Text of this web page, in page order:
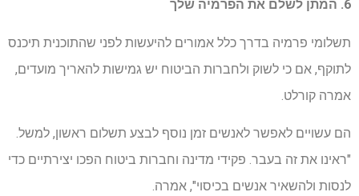
6. המתן לשלם את הפרמיה שלך
תשלומי פרמיה בדרך כלל אמורים להיעשות לפני שהתוכנית תיכנס
לתוקף, אם כי לשוק ולחברות הביטוח יש גמישות להאריך מועדים,
אמרה קורלט.
הם עשויים לאפשר לאנשים זמן נוסף לבצע תשלום ראשון, למשל.
"ראינו את זה בעבר. פקידי מדינה וחברות ביטוח הפכו יצירתיים כדי
לנסות ולהשאיר אנשים בכיסוי", אמרה.